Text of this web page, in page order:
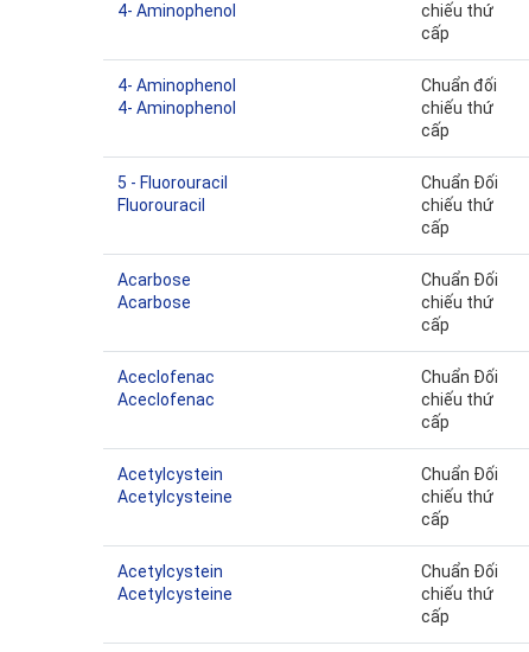
4- Aminophenol
chiếu thứ
cấp
4- Aminophenol
4- Aminophenol
Chuẩn đối
chiếu thứ
cấp
5 - Fluorouracil
Fluorouracil
Chuẩn Đối
chiếu thứ
cấp
Acarbose
Acarbose
Chuẩn Đối
chiếu thứ
cấp
Aceclofenac
Aceclofenac
Chuẩn Đối
chiếu thứ
cấp
Acetylcystein
Acetylcysteine
Chuẩn Đối
chiếu thứ
cấp
Acetylcystein
Acetylcysteine
Chuẩn Đối
chiếu thứ
cấp